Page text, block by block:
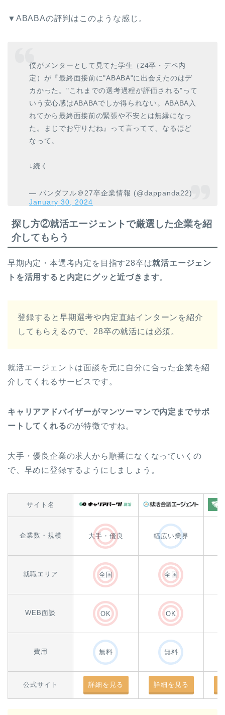
▼ABABAの評判はこのような感じ。
僕がメンターとして見てた学生（24卒・デベ内
定）が『最終面接前に"ABABA"に出会えたのはデ
カかった。"これまでの選考過程が評価される"って
いう安心感はABABAでしか得られない。ABABA入
れてから最終面接前の緊張や不安とは無縁になっ
た。まじでお守りだね』って言ってて、なるほど
なって。
↓続く
— パンダフル＠27卒企業情報 (@dappanda22)
January 30, 2024
探し方②就活エージェントで厳選した企業を紹
介してもらう
早期内定・本選考内定を目指す28卒は就活エージェン
トを活用すると内定にグッと近づきます。
登録すると早期選考や内定直結インターンを紹介
してもらえるので、28卒の就活には必須。
就活エージェントは面談を元に自分に合った企業を紹
介してくれるサービスです。
キャリアアドバイザーがマンツーマンで内定までサポ
ートしてくれるのが特徴ですね。
大手・優良企業の求人から順番になくなっていくの
で、早めに登録するようにしましょう。
サイト名
企業数・規模 大手・優良 幅広い業界
就職エリア 全国 全国
WEB面談 OK OK
費用 無料 無料
公式サイト 詳細を見る 詳細を見る